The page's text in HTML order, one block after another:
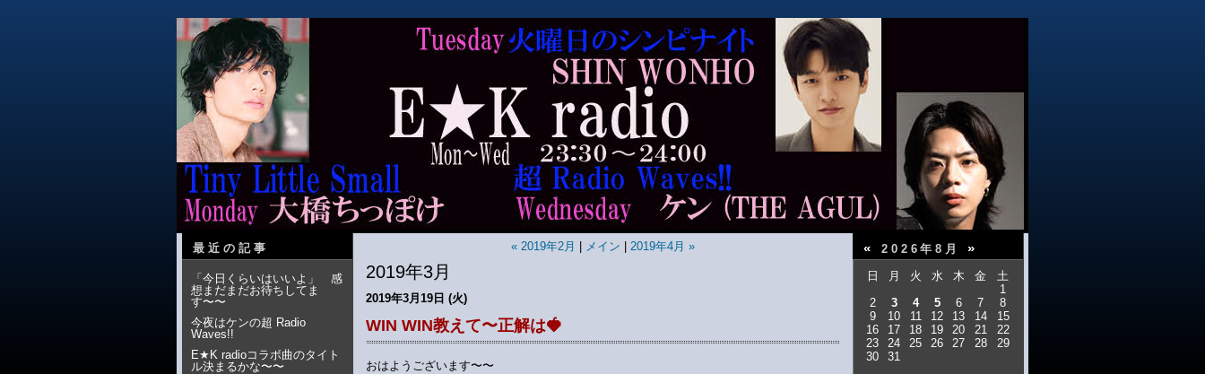
最近の記事
「今日くらいはいいよ」 感
想まだまだお待ちしてま
す〜〜
今夜はケンの超 Radio
Waves!!
E★K radioコラボ曲のタイト
ル決まるかな〜〜
« 2019年2月 メイン 2019年4月 »
2019年3月
2019年3月19日 (火)
WIN WIN教えて〜正解は🍓
おはようございます〜〜
« 2026年8月 »
日 月 火 水 木 金
土
1
2
3 4 5 6 7
8
9
10 11 12 13 14
15
16
17 18 19 20 21
22
23
24 25 26 27 28
29
30
31